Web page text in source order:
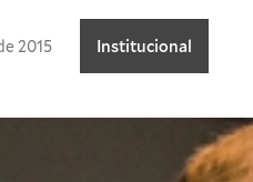
2015 Institucional